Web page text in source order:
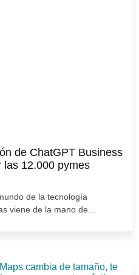
de ChatGPT Business
las 12.000 pymes
de la tecnología
viene de la mano de...